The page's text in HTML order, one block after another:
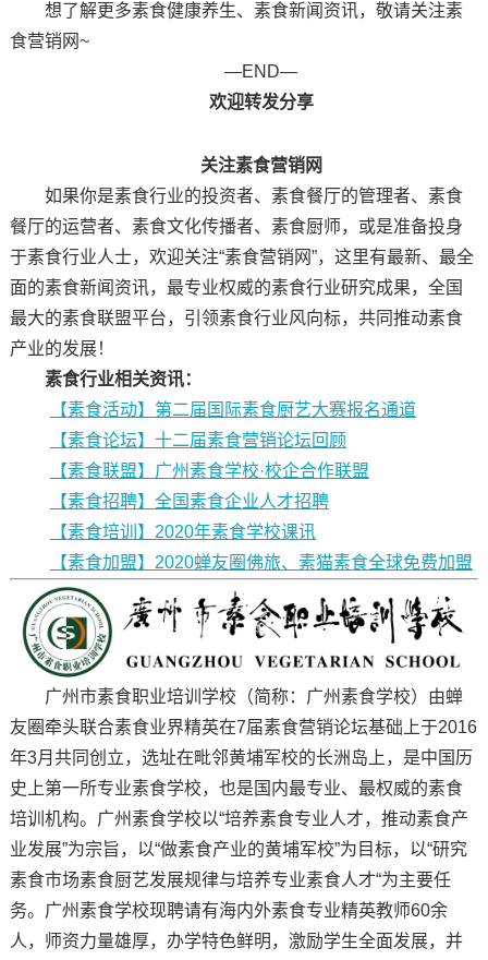
想了解更多素食健康养生、素食新闻资讯，敬请关注素
食营销网~
—END—
欢迎转发分享
关注素食营销网
如果你是素食行业的投资者、素食餐厅的管理者、素食
餐厅的运营者、素食文化传播者、素食厨师，或是准备投身
于素食行业人士，欢迎关注“素食营销网”，这里有最新、最全
面的素食新闻资讯，最专业权威的素食行业研究成果，全国
最大的素食联盟平台，引领素食行业风向标，共同推动素食
产业的发展！
素食行业相关资讯：
【素食活动】第二届国际素食厨艺大赛报名通道
【素食论坛】十二届素食营销论坛回顾
【素食联盟】广州素食学校·校企合作联盟
【素食招聘】全国素食企业人才招聘
【素食培训】2020年素食学校课讯
【素食加盟】2020蝉友圈佛旅、素猫素食全球免费加盟
广州市素食职业培训学校（简称：广州素食学校）由蝉
友圈牵头联合素食业界精英在7届素食营销论坛基础上于2016
年3月共同创立，选址在毗邻黄埔军校的长洲岛上，是中国历
史上第一所专业素食学校，也是国内最专业、最权威的素食
培训机构。广州素食学校以“培养素食专业人才，推动素食产
业发展”为宗旨，以“做素食产业的黄埔军校”为目标，以“研究
素食市场素食厨艺发展规律与培养专业素食人才“为主要任
务。广州素食学校现聘请有海内外素食专业精英教师60余
人，师资力量雄厚，办学特色鲜明，激励学生全面发展，并